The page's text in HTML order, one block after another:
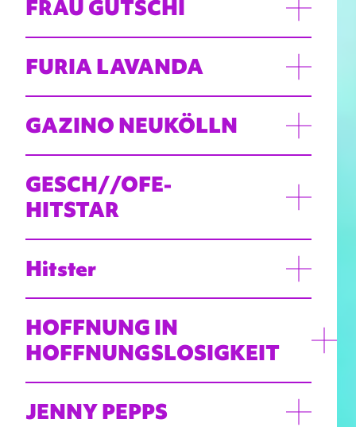
FRAU GUTSCHI
FURIA LAVANDA
GAZINO NEUKÖLLN
GESCH//OFE-
HITSTAR
Hitster
HOFFNUNG IN
HOFFNUNGSLOSIGKEIT
JENNY PEPPS